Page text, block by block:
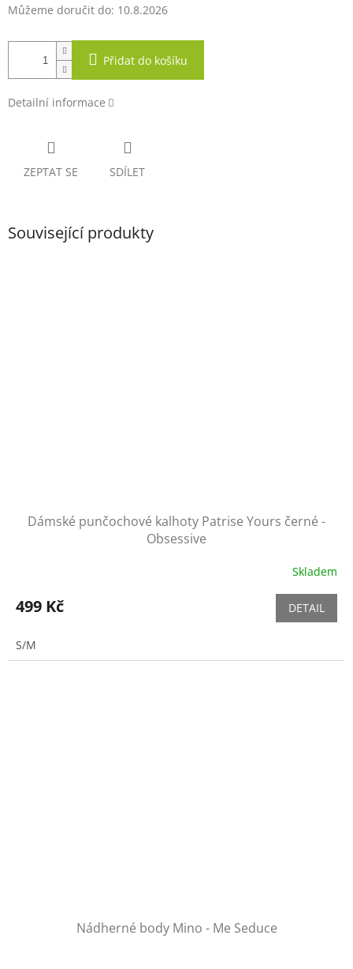
Můžeme doručit do: 10.8.2026
Přidat do košíku
Detailní informace
ZEPTAT SE SDÍLET
Související produkty
Dámské punčochové kalhoty Patrise Yours černé -
Obsessive
Skladem
499 Kč DETAIL
S/M
Nádherné body Mino - Me Seduce